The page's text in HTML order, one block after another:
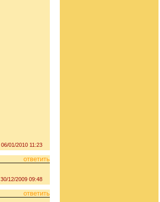
06/01/2010 11:23
ответить
30/12/2009 09:48
ответить